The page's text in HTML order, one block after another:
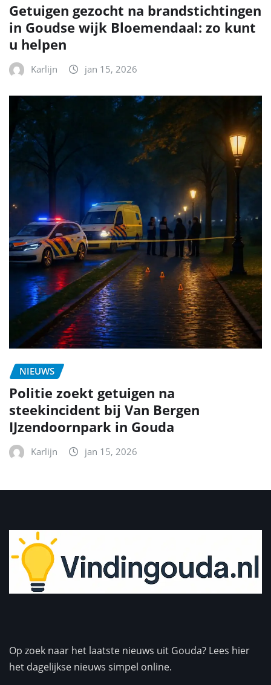
Getuigen gezocht na brandstichtingen
in Goudse wijk Bloemendaal: zo kunt
u helpen
Karlijn jan 15, 2026
NIEUWS
Politie zoekt getuigen na
steekincident bij Van Bergen
IJzendoornpark in Gouda
Karlijn jan 15, 2026
Op zoek naar het laatste nieuws uit Gouda? Lees hier
het dagelijkse nieuws simpel online.